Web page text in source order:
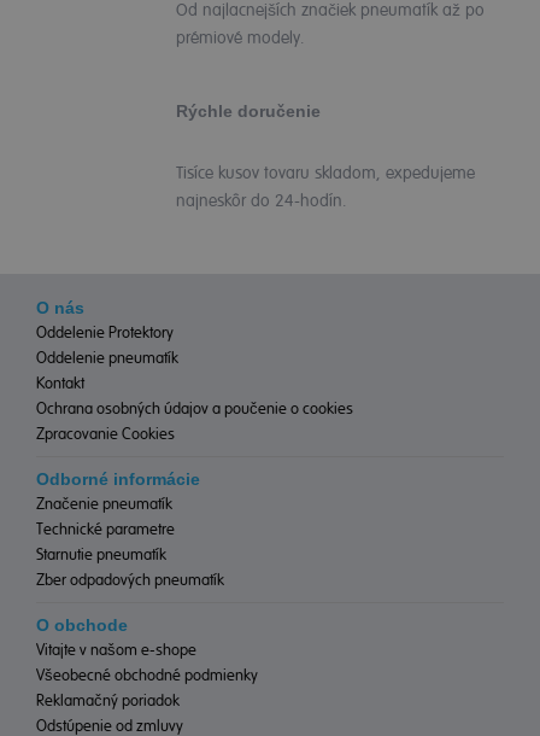
Od najlacnejších značiek pneumatík až po
prémiové modely.
Rýchle doručenie
Tisíce kusov tovaru skladom, expedujeme
najneskôr do 24-hodín.
O nás
Oddelenie Protektory
Oddelenie pneumatík
Kontakt
Ochrana osobných údajov a poučenie o cookies
Zpracovanie Cookies
Odborné informácie
Značenie pneumatík
Technické parametre
Starnutie pneumatík
Zber odpadových pneumatík
O obchode
Vitajte v našom e-shope
Všeobecné obchodné podmienky
Reklamačný poriadok
Odstúpenie od zmluvy